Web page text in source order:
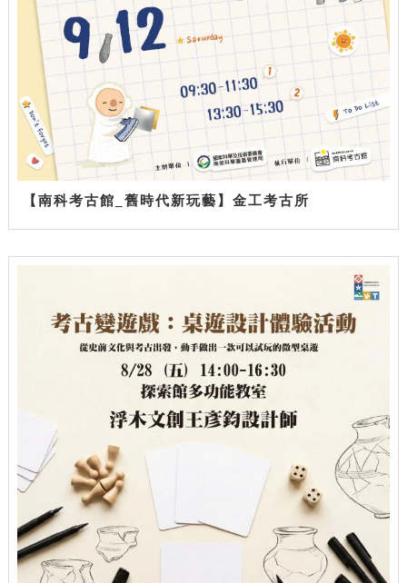
【南科考古館_舊時代新玩藝】金工考古所